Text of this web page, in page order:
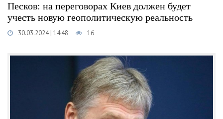
Песков: на переговорах Киев должен будет
учесть новую геополитическую реальность
30.03.2024 | 14:48 16